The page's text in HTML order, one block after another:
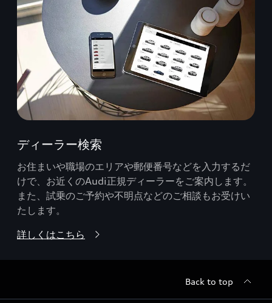
ディーラー検索
お住まいや職場のエリアや郵便番号などを入力するだ
けで、お近くのAudi正規ディーラーをご案内します。
また、試乗のご予約や不明点などのご相談もお受けい
たします。
詳しくはこちら
Back to top